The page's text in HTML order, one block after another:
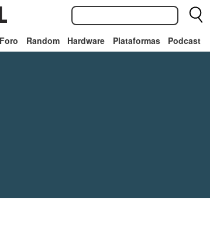
Foro Random Hardware Plataformas Podcast